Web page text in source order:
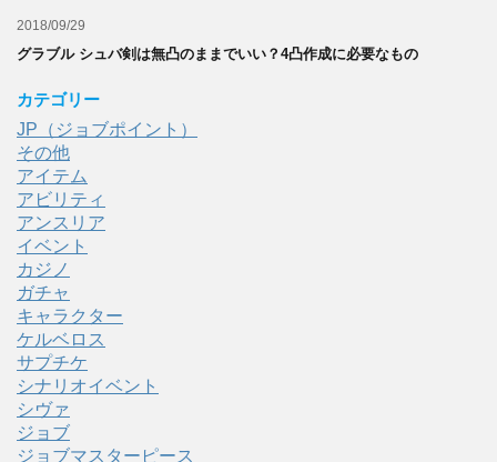
2018/09/29
グラブル シュバ剣は無凸のままでいい？4凸作成に必要なもの
カテゴリー
JP（ジョブポイント）
その他
アイテム
アビリティ
アンスリア
イベント
カジノ
ガチャ
キャラクター
ケルベロス
サプチケ
シナリオイベント
シヴァ
ジョブ
ジョブマスターピース